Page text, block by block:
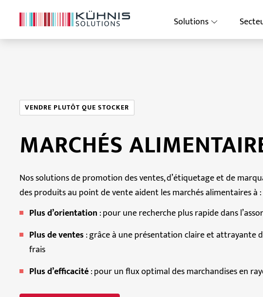
Solutions
VENDRE PLUTÔT QUE STOCKER
MARCHÉS
Nos solutions de promotion des ventes, d’étiquetage et de
des produits au point de vente aident les marchés alimentaires à :
Plus d’orientation : pour une recherche plus rapide dans
Plus de ventes: grâce à une présentation claire et attrayante
frais
Plus d’efficacité: pour un flux optimal des marchandises en